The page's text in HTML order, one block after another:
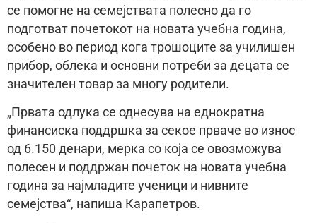
се помогне на семејствата полесно да го
подготват почетокот на новата учебна година,
особено во период кога трошоците за училишен
прибор, облека и основни потреби за децата се
значителен товар за многу родители.
„Првата одлука се однесува на еднократна
финансиска поддршка за секое прваче во износ
од 6.150 денари, мерка со која се овозможува
полесен и поддржан почеток на новата учебна
година за најмладите ученици и нивните
семејства“, напиша Карапетров.